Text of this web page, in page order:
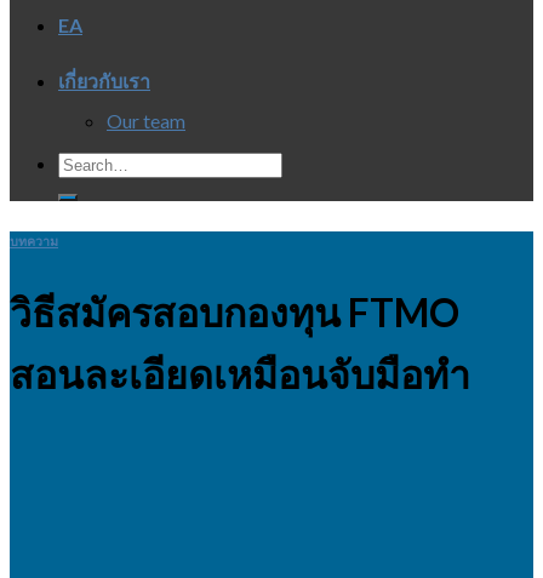
EA
เกี่ยวกับเรา
Our team
บทความ
วิธีสมัครสอบกองทุน FTMO
สอนละเอียดเหมือนจับมือทำ